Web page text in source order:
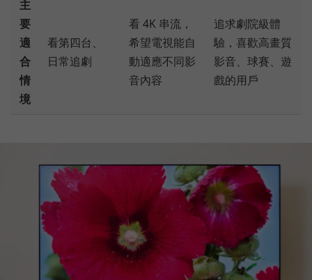
主
要
適
合
情
境
看第四台、
日常追劇
看 4K 串流，
希望電視能自
動適應不同影
音內容
追求劇院級體
驗，喜歡高畫質
影音、球賽、遊
戲的用戶